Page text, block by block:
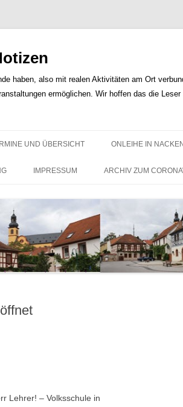
haben, also mit realen Aktivitäten am Ort
ermöglichen. Wir hoffen das die
Inhalt
UND ÜBERSICHT ONLEIHE IN
IMPRESSUM ARCHIV ZUM
Lehrer! – Volksschule in